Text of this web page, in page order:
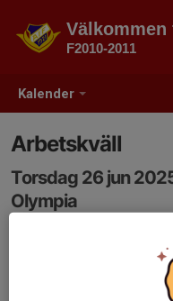
Kalender
Välkommen
F2010-2011
Arbetskväll
Torsdag 26 jun
Olympia